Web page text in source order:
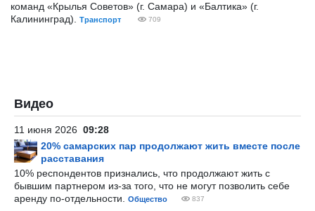
команд «Крылья Советов» (г. Самара) и «Балтика» (г.
Калининград).
Транспорт 709
Видео
11 июня 2026 09:28
20% самарских пар продолжают жить вместе после
расставания
10% респондентов признались, что продолжают жить с
бывшим партнером из-за того, что не могут позволить себе
аренду по-отдельности.
Общество 837